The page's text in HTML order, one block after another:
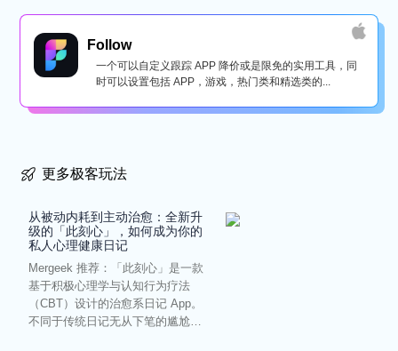
Follow
一个可以自定义跟踪 APP 降价或是限免的实用工具，同
时可以设置包括 APP，游戏，热门类和精选类的...
更多极客玩法
从被动内耗到主动治愈：全新升
级的「此刻心」，如何成为你的
私人心理健康日记
Mergeek 推荐：「此刻心」是一款
基于积极心理学与认知行为疗法
（CBT）设计的治愈系日记 App。
不同于传统日记无从下笔的尴尬，